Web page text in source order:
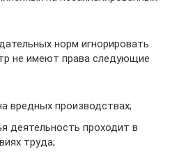
норм игнорировать
не имеют права следующие
вредных производствах;
деятельность проходит в
труда;